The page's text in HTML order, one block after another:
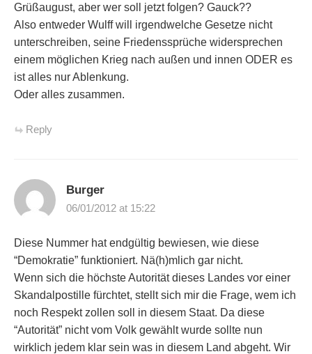
Grüßaugust, aber wer soll jetzt folgen? Gauck??
Also entweder Wulff will irgendwelche Gesetze nicht
unterschreiben, seine Friedenssprüche widersprechen
einem möglichen Krieg nach außen und innen ODER es
ist alles nur Ablenkung.
Oder alles zusammen.
Reply
Burger
06/01/2012 at 15:22
Diese Nummer hat endgültig bewiesen, wie diese
“Demokratie” funktioniert. Nä(h)mlich gar nicht.
Wenn sich die höchste Autorität dieses Landes vor einer
Skandalpostille fürchtet, stellt sich mir die Frage, wem ich
noch Respekt zollen soll in diesem Staat. Da diese
“Autorität” nicht vom Volk gewählt wurde sollte nun
wirklich jedem klar sein was in diesem Land abgeht. Wir